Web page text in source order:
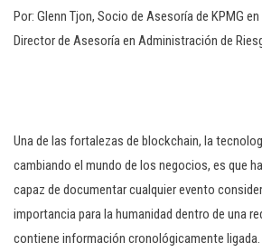
Por: Glenn Tjon, Socio de Asesoría de KPMG en
Director de Asesoría en Administración de
Una de las fortalezas de blockchain, la
cambiando el mundo de los negocios, es que
capaz de documentar cualquier evento
importancia para la humanidad dentro de una
contiene información cronológicamente ligada.